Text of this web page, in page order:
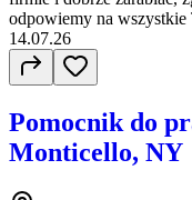
odpowiemy na wszystkie
14.07.26
Pomocnik do
Monticello, NY